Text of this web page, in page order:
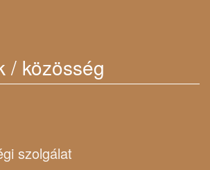
/ közösség
szolgálat